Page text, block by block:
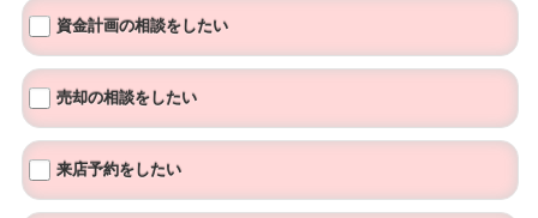
資金計画の相談をしたい
売却の相談をしたい
来店予約をしたい